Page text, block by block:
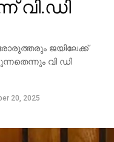
വന്നാലും അത്
90 ഡേയ്‌സ് ബോക്‌സ്
ഈ
വി.ഡി
ജയിലേക്ക്
വി ഡി
20, 2025